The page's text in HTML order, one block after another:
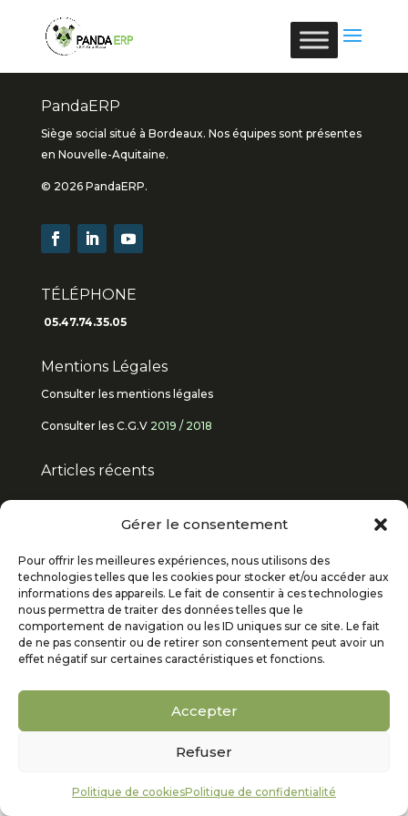
Gérer le consentement
Pour offrir les meilleures expériences, nous utilisons des
technologies telles que les cookies pour stocker et/ou accéder aux
informations des appareils. Le fait de consentir à ces technologies
nous permettra de traiter des données telles que le
comportement de navigation ou les ID uniques sur ce site. Le fait
de ne pas consentir ou de retirer son consentement peut avoir un
effet négatif sur certaines caractéristiques et fonctions.
Accepter
Refuser
Politique de cookiesPolitique de confidentialité
PandaERP
Siège social situé à Bordeaux. Nos équipes sont présentes
en Nouvelle-Aquitaine.
© 2026 PandaERP.
TÉLÉPHONE
05.47.74.35.05
Mentions Légales
Consulter les mentions légales
Consulter les C.G.V 2019 / 2018
Articles récents
Qu’est-ce qu’une PDP (Plateforme de
Mentions légales
Cookies